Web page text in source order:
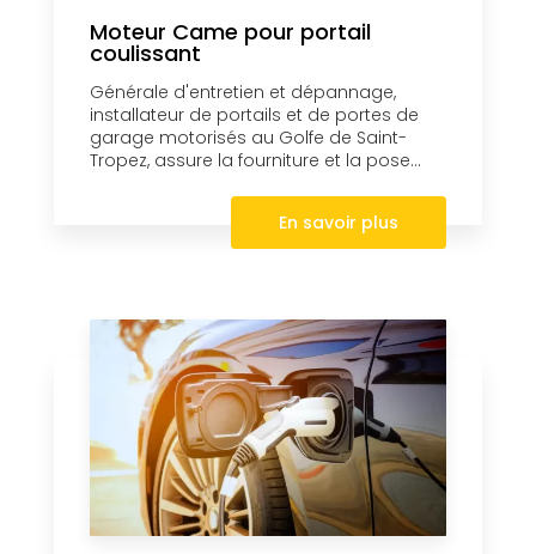
Moteur Came pour portail
coulissant
Générale d'entretien et dépannage,
installateur de portails et de portes de
garage motorisés au Golfe de Saint-
Tropez, assure la fourniture et la pose...
En savoir plus